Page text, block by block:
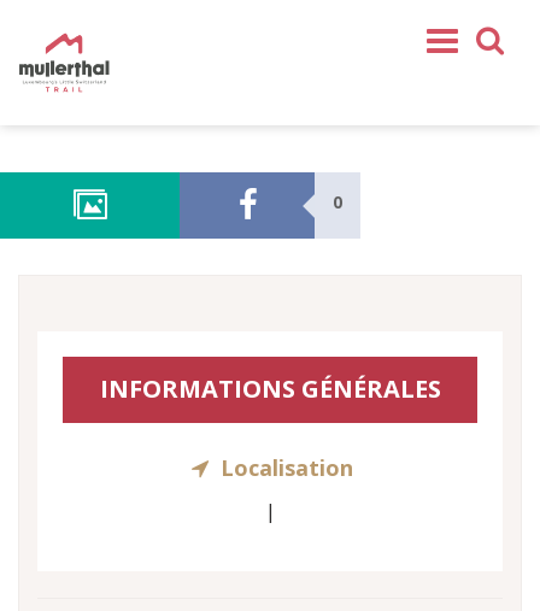
Tours
REJOIGNEZ-NOUS
0
INFORMATIONS GÉNÉRALES
Localisation
|